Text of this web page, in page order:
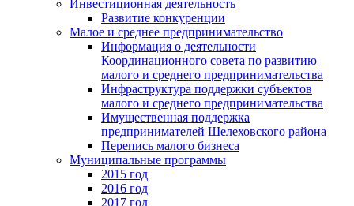
Инвестиционная деятельность
Развитие конкуренции
Малое и среднее предпринимательство
Информация о деятельности
Координационного совета по развитию
малого и среднего предпринимательства
Инфраструктура поддержки субъектов
малого и среднего предпринимательства
Имущественная поддержка
предпринимателей Шелеховского района
Перепись малого бизнеса
Муниципальные программы
2015 год
2016 год
2017 год